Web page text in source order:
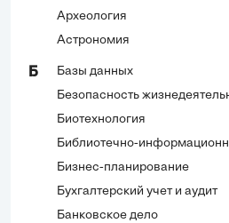
Археология
Астрономия
Б
Базы данных
Безопасность
Биотехнология
Библиотечно-
Бизнес-планирование
Бухгалтерский учет и аудит
Банковское дело